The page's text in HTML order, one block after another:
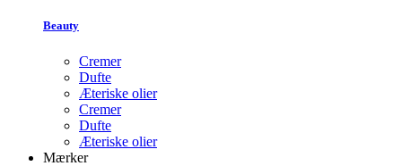
Beauty
Cremer
Dufte
Æteriske olier
Cremer
Dufte
Æteriske olier
Mærker